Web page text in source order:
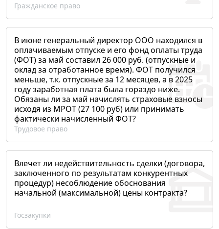
Гражданское право
В июне генеральный директор ООО находился в
оплачиваемым отпуске и его фонд оплаты труда
(ФОТ) за май составил 26 000 руб. (отпускные и
оклад за отработанное время). ФОТ получился
меньше, т.к. отпускные за 12 месяцев, а в 2025
году заработная плата была гораздо ниже.
Обязаны ли за май начислять страховые взносы
исходя из МРОТ (27 100 руб) или принимать
фактически начисленный ФОТ?
Трудовое право
Влечет ли недействительность сделки (договора,
заключенного по результатам конкурентных
процедур) несоблюдение обоснования
начальной (максимальной) цены контракта?
Госзакупки